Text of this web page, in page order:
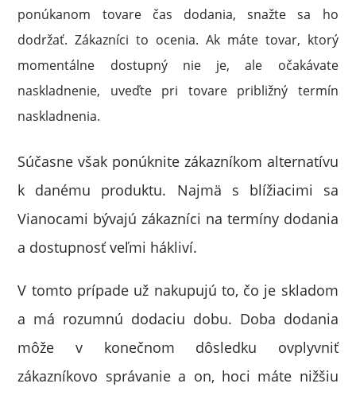
ponúkanom tovare čas dodania, snažte sa ho
dodržať. Zákazníci to ocenia. Ak máte tovar, ktorý
momentálne dostupný nie je, ale očakávate
naskladnenie, uveďte pri tovare približný termín
naskladnenia.
Súčasne však ponúknite zákazníkom alternatívu
k danému produktu. Najmä s blížiacimi sa
Vianocami bývajú zákazníci na termíny dodania
a dostupnosť veľmi hákliví.
V tomto prípade už nakupujú to, čo je skladom
a má rozumnú dodaciu dobu. Doba dodania
môže v konečnom dôsledku ovplyvniť
zákazníkovo správanie a on, hoci máte nižšiu